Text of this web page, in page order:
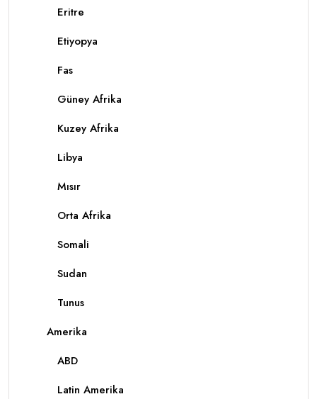
Eritre
Etiyopya
Fas
Güney Afrika
Kuzey Afrika
Libya
Mısır
Orta Afrika
Somali
Sudan
Tunus
Amerika
ABD
Latin Amerika